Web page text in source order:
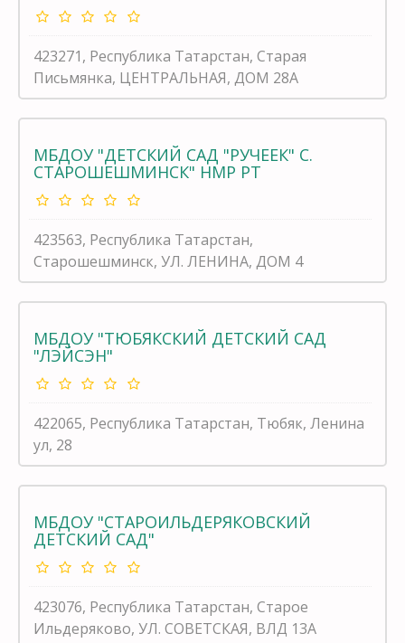
423271, Республика Татарстан, Старая
Письмянка, ЦЕНТРАЛЬНАЯ, ДОМ 28А
МБДОУ "ДЕТСКИЙ САД "РУЧЕЕК" С.
СТАРОШЕШМИНСК" НМР РТ
423563, Республика Татарстан,
Старошешминск, УЛ. ЛЕНИНА, ДОМ 4
МБДОУ "ТЮБЯКСКИЙ ДЕТСКИЙ САД
"ЛЭЙСЭН"
422065, Республика Татарстан, Тюбяк, Ленина
ул, 28
МБДОУ "СТАРОИЛЬДЕРЯКОВСКИЙ
ДЕТСКИЙ САД"
423076, Республика Татарстан, Старое
Ильдеряково, УЛ. СОВЕТСКАЯ, ВЛД 13А